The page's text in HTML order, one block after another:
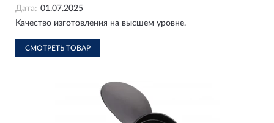
Дата: 01.07.2025
Качество изготовления на высшем уровне.
СМОТРЕТЬ ТОВАР